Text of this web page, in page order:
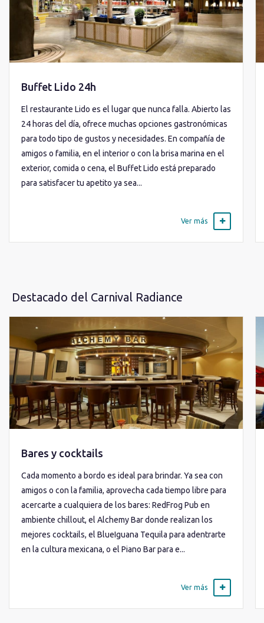
Buffet Lido 24h
El restaurante Lido es el lugar que nunca falla. Abierto las
24 horas del día, ofrece muchas opciones gastronómicas
para todo tipo de gustos y necesidades. En compañía de
amigos o familia, en el interior o con la brisa marina en el
exterior, comida o cena, el Buffet Lido está preparado
para satisfacer tu apetito ya sea...
Ver más
Destacado del Carnival Radiance
Bares y cocktails
Cada momento a bordo es ideal para brindar. Ya sea con
amigos o con la familia, aprovecha cada tiempo libre para
acercarte a cualquiera de los bares: RedFrog Pub en
ambiente chillout, el Alchemy Bar donde realizan los
mejores cocktails, el BlueIguana Tequila para adentrarte
en la cultura mexicana, o el Piano Bar para e...
Ver más